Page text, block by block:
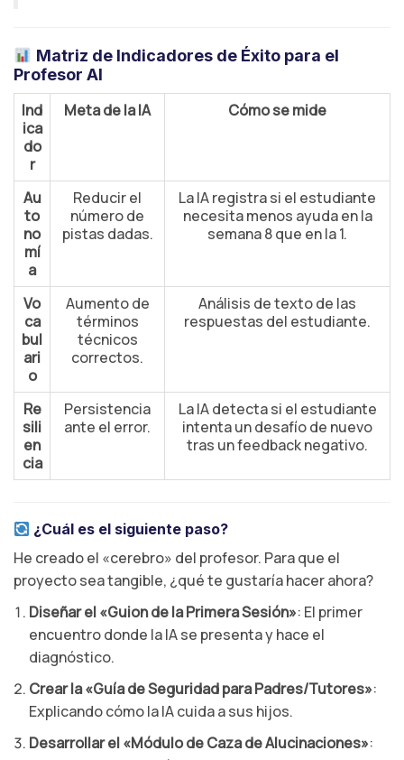
Matriz de Indicadores de Éxito para el
Profesor AI
Ind
ica
do
r
Meta de la IA Cómo se mide
Au
to
no
mí
a
Reducir el
número de
pistas dadas.
La IA registra si el estudiante
necesita menos ayuda en la
semana 8 que en la 1.
Vo
ca
bul
ari
o
Aumento de
términos
técnicos
correctos.
Análisis de texto de las
respuestas del estudiante.
Re
sili
en
cia
Persistencia
ante el error.
La IA detecta si el estudiante
intenta un desafío de nuevo
tras un feedback negativo.
¿Cuál es el siguiente paso?
He creado el «cerebro» del profesor. Para que el
proyecto sea tangible, ¿qué te gustaría hacer ahora?
Diseñar el «Guion de la Primera Sesión»: El primer
encuentro donde la IA se presenta y hace el
diagnóstico.
Crear la «Guía de Seguridad para Padres/Tutores»:
Explicando cómo la IA cuida a sus hijos.
Desarrollar el «Módulo de Caza de Alucinaciones»: